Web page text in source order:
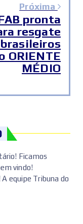
Próxima
pronta
resgate
ORIENTE
MÉDIO
Ficamos
vindo!
equipe Tribuna do